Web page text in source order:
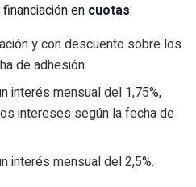
en cuotas:
y con descuento sobre los
de adhesión.
interés mensual del 1,75%,
intereses según la fecha de
interés mensual del 2,5%.